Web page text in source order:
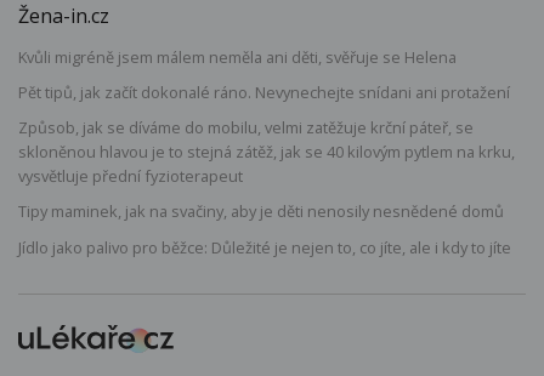
Žena-in.cz
Kvůli migréně jsem málem neměla ani děti, svěřuje se Helena
Pět tipů, jak začít dokonalé ráno. Nevynechejte snídani ani protažení
Způsob, jak se díváme do mobilu, velmi zatěžuje krční páteř, se
skloněnou hlavou je to stejná zátěž, jak se 40 kilovým pytlem na krku,
vysvětluje přední fyzioterapeut
Tipy maminek, jak na svačiny, aby je děti nenosily nesnědené domů
Jídlo jako palivo pro běžce: Důležité je nejen to, co jíte, ale i kdy to jíte